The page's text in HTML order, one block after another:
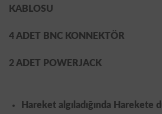
KABLOSU
4 ADET BNC KONNEKTÖR
2 ADET POWERJACK
Hareket algıladığında Harekete